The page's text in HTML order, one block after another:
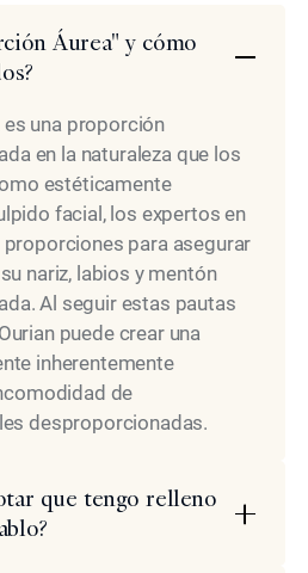
Áurea" y cómo
una proporción
en la naturaleza que los
estéticamente
facial, los expertos en
para asegurar
nariz, labios y mentón
Al seguir estas pautas
puede crear una
inherentemente
de
desproporcionadas.
que tengo relleno